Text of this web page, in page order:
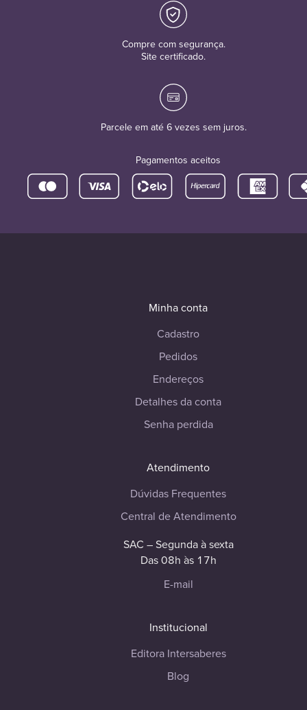
Compre com segurança.
Site certificado.
Parcele em até 6 vezes sem juros.
Pagamentos aceitos
Minha conta
Cadastro
Pedidos
Endereços
Detalhes da conta
Senha perdida
Atendimento
Dúvidas Frequentes
Central de Atendimento
SAC – Segunda à sexta
Das 08h às 17h
E-mail
Institucional
Editora Intersaberes
Blog